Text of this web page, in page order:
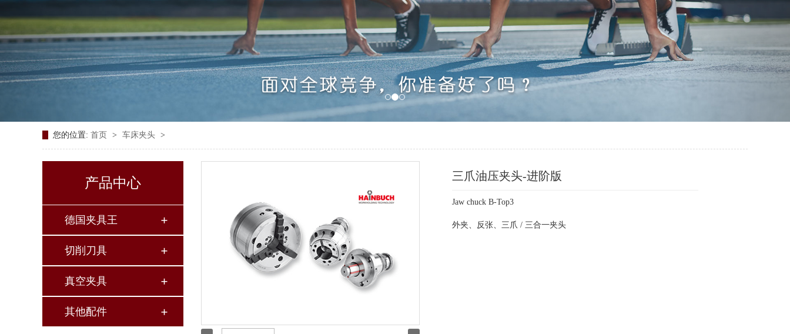
您的位置: 首页 > 车床夹头 >
产品中心
德国夹具王
切削刀具
真空夹具
其他配件
三爪油压夹头-进阶版
Jaw chuck B-Top3
外夹、反张、三爪 / 三合一夹头